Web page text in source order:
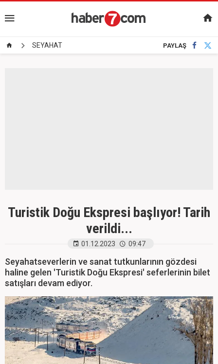
SEYAHAT PAYLAŞ
Turistik Doğu Ekspresi başlıyor! Tarih
verildi...
01.12.2023 09:47
Seyahatseverlerin ve sanat tutkunlarının gözdesi
haline gelen 'Turistik Doğu Ekspresi' seferlerinin bilet
satışları devam ediyor.